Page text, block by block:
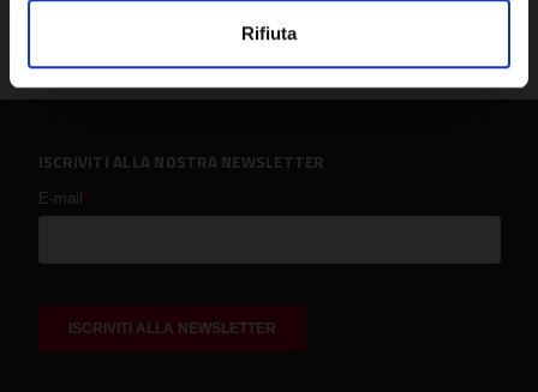
Rifiuta
ISCRIVITI ALLA NOSTRA NEWSLETTER